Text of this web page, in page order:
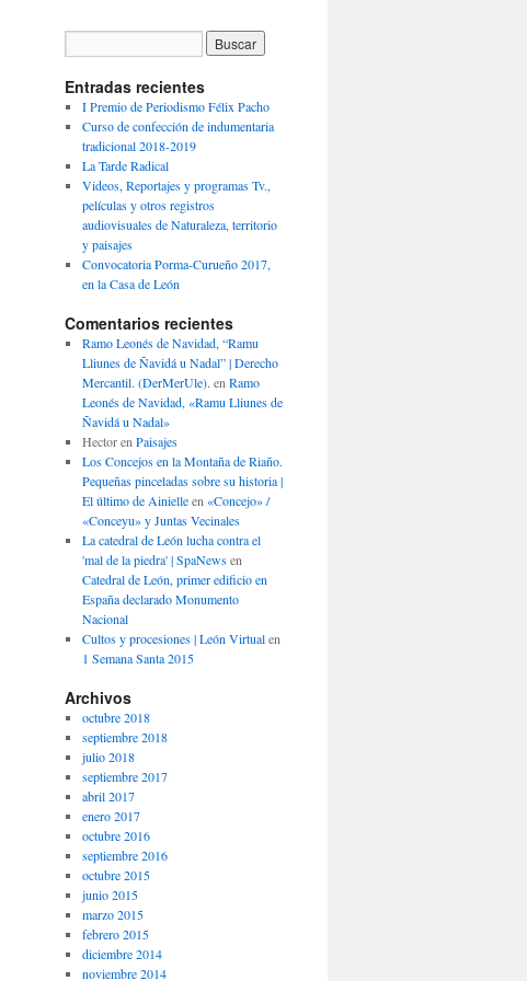
Entradas recientes
I Premio de Periodismo Félix Pacho
Curso de confección de indumentaria
tradicional 2018-2019
La Tarde Radical
Videos, Reportajes y programas Tv.,
películas y otros registros
audiovisuales de Naturaleza, territorio
y paisajes
Convocatoria Porma-Curueño 2017,
en la Casa de León
Comentarios recientes
Ramo Leonés de Navidad, “Ramu
Lliunes de Ñavidá u Nadal” | Derecho
Mercantil. (DerMerUle). en Ramo
Leonés de Navidad, «Ramu Lliunes de
Ñavidá u Nadal»
Hectoren Paisajes
Los Concejos en la Montaña de Riaño.
Pequeñas pinceladas sobre su historia |
El último de Ainielleen «Concejo» /
«Conceyu» y Juntas Vecinales
La catedral de León lucha contra el
'mal de la piedra' | SpaNewsen
Catedral de León, primer edificio en
España declarado Monumento
Nacional
Cultos y procesiones | León Virtualen
1 Semana Santa 2015
Archivos
octubre 2018
septiembre 2018
julio 2018
septiembre 2017
abril 2017
enero 2017
octubre 2016
septiembre 2016
octubre 2015
junio 2015
marzo 2015
febrero 2015
diciembre 2014
noviembre 2014